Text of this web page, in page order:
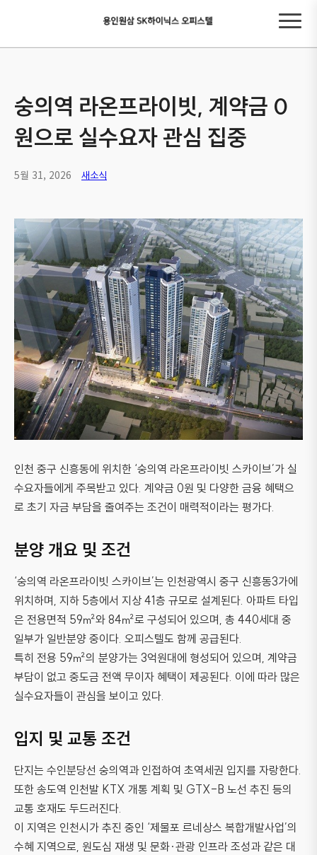
숭의역 라온프라이빗, 계약금 0
원으로 실수요자 관심 집중
5월 31, 2026 새소식
인천 중구 신흥동에 위치한 ‘숭의역 라온프라이빗 스카이브’가 실
수요자들에게 주목받고 있다. 계약금 0원 및 다양한 금융 혜택으
로 초기 자금 부담을 줄여주는 조건이 매력적이라는 평가다.
분양 개요 및 조건
‘숭의역 라온프라이빗 스카이브’는 인천광역시 중구 신흥동3가에
위치하며, 지하 5층에서 지상 41층 규모로 설계된다. 아파트 타입
은 전용면적 59㎡와 84㎡로 구성되어 있으며, 총 440세대 중
일부가 일반분양 중이다. 오피스텔도 함께 공급된다.
특히 전용 59㎡의 분양가는 3억원대에 형성되어 있으며, 계약금
부담이 없고 중도금 전액 무이자 혜택이 제공된다. 이에 따라 많은
실수요자들이 관심을 보이고 있다.
입지 및 교통 조건
단지는 수인분당선 숭의역과 인접하여 초역세권 입지를 자랑한다.
또한 송도역 인천발 KTX 개통 계획 및 GTX-B 노선 추진 등의
교통 호재도 두드러진다.
이 지역은 인천시가 추진 중인 ‘제물포 르네상스 복합개발사업’의
수혜 지역으로, 원도심 재생 및 문화·관광 인프라 조성과 같은 대